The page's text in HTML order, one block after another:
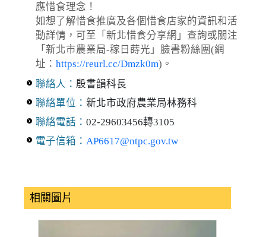
應惜食理念！
如想了解惜食推廣及各個惜食店家的資訊和活
動詳情，可至「新北惜食分享網」查詢或關注
「新北市農業局-稼日蒔光」臉書粉絲團(網
址： https://reurl.cc/Dmzk0m)。
聯絡人： 殷書韻科長
聯絡單位： 新北市政府農業局林務科
聯絡電話： 02-29603456轉3105
電子信箱： AP6617@ntpc.gov.tw
相關圖片